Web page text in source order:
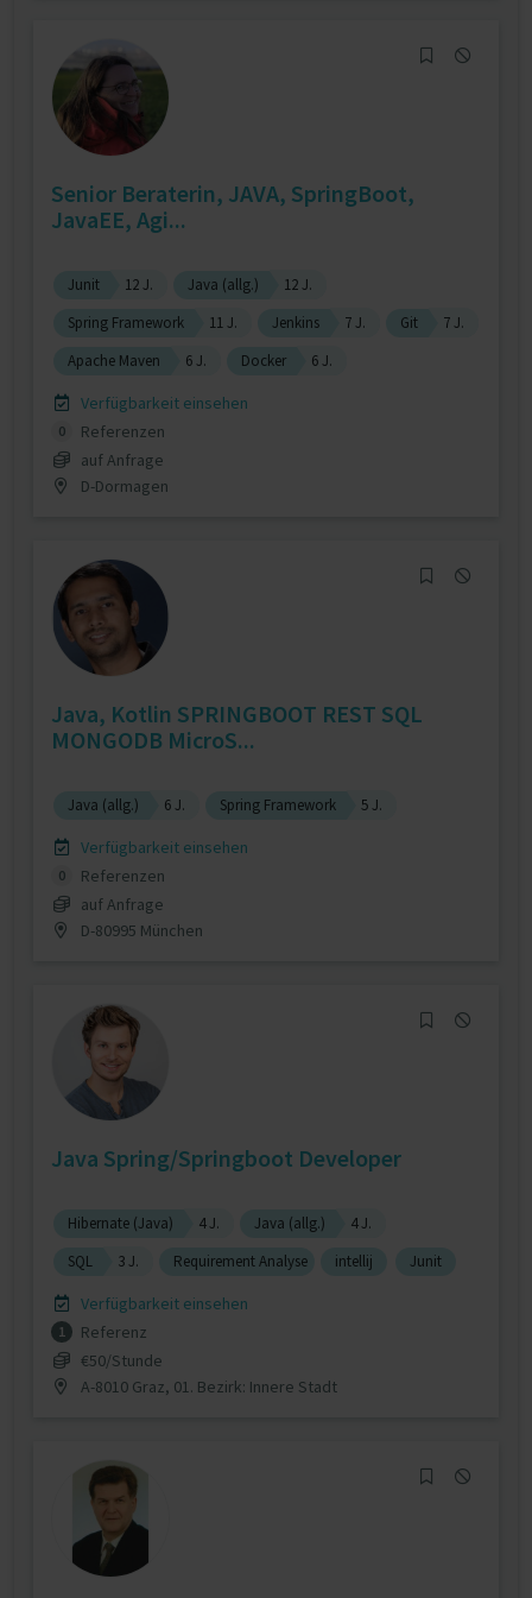
Senior Beraterin, JAVA, SpringBoot,
JavaEE, Agi...
Junit 12 J. Java (allg.)
12 J.
Spring Framework
11 J. Jenkins 7 J. Git
7 J.
Apache Maven
6 J. Docker 6 J.
Verfügbarkeit einsehen
0
Referenzen
auf Anfrage
D-Dormagen
Java, Kotlin SPRINGBOOT REST SQL
MONGODB MicroS...
Java (allg.) 6 J. Spring Framework 5 J.
Verfügbarkeit einsehen
0
Referenzen
auf Anfrage
D-80995 München
Java Spring/Springboot Developer
Hibernate (Java) 4 J. Java (allg.)
4 J.
SQL
3 J. Requirement Analyse intellij Junit
Verfügbarkeit einsehen
1
Referenz
€50/Stunde
A-8010 Graz, 01. Bezirk: Innere Stadt